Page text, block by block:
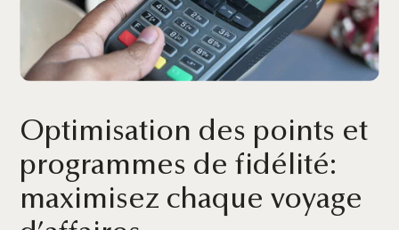
Optimisation des points et
programmes de fidélité:
maximisez chaque voyage